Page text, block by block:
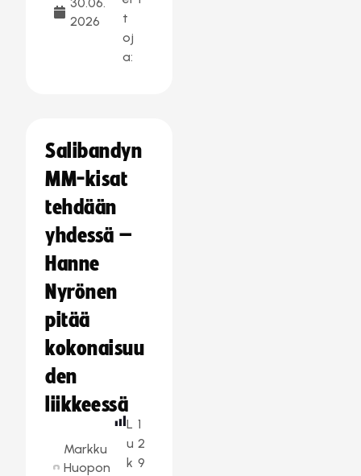
2026
t
oj
a:
Salibandyn
MM-kisat
tehdään
yhdessä –
Hanne
Nyrönen
pitää
kokonaisuu
den
liikkeessä
Markku
Huopon
L
u
k
1
2
9